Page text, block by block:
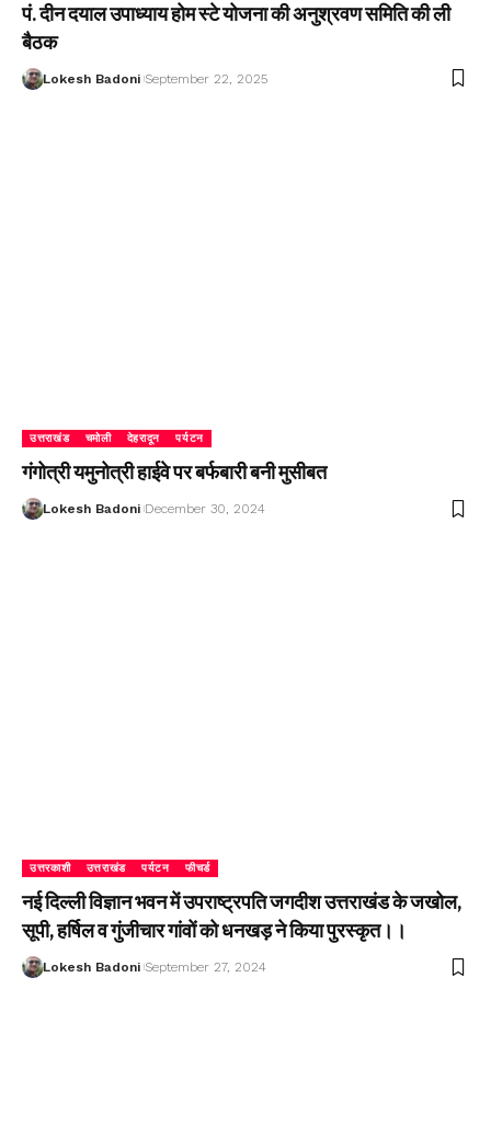
पं. दीन दयाल उपाध्याय होम स्टे योजना की अनुश्रवण समिति की ली
बैठक
Lokesh Badoni September 22, 2025
उत्तराखंड चमोली देहरादून पर्यटन
गंगोत्री यमुनोत्री हाईवे पर बर्फबारी बनी मुसीबत
Lokesh Badoni December 30, 2024
उत्तरकाशी उत्तराखंड पर्यटन फीचर्ड
नई दिल्ली विज्ञान भवन में उपराष्ट्रपति जगदीश उत्तराखंड के जखोल,
सूपी, हर्षिल व गुंजीचार गांवों को धनखड़ ने किया पुरस्कृत।।
Lokesh Badoni September 27, 2024